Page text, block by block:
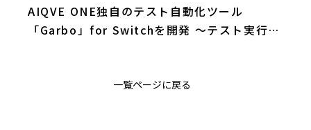
AIQVE ONE独自のテスト自動化ツール
「Garbo」for Switchを開発 ～テスト実行を
一覧ページに戻る